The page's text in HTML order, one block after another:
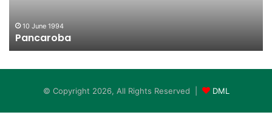
10 June 1994
Pancaroba
© Copyright 2026, All Rights Reserved | DML